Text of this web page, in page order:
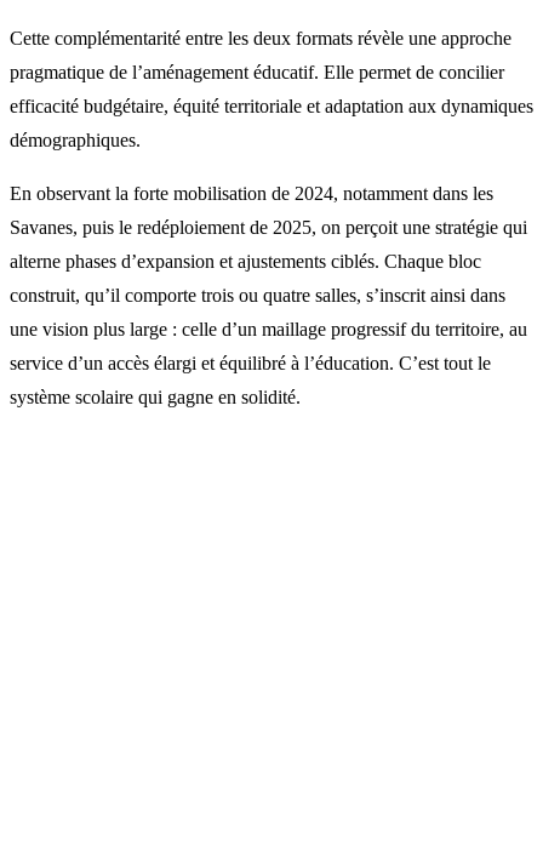
Cette complémentarité entre les deux formats révèle une approche
pragmatique de l’aménagement éducatif. Elle permet de concilier
efficacité budgétaire, équité territoriale et adaptation aux dynamiques
démographiques.
En observant la forte mobilisation de 2024, notamment dans les
Savanes, puis le redéploiement de 2025, on perçoit une stratégie qui
alterne phases d’expansion et ajustements ciblés. Chaque bloc
construit, qu’il comporte trois ou quatre salles, s’inscrit ainsi dans
une vision plus large : celle d’un maillage progressif du territoire, au
service d’un accès élargi et équilibré à l’éducation. C’est tout le
système scolaire qui gagne en solidité.